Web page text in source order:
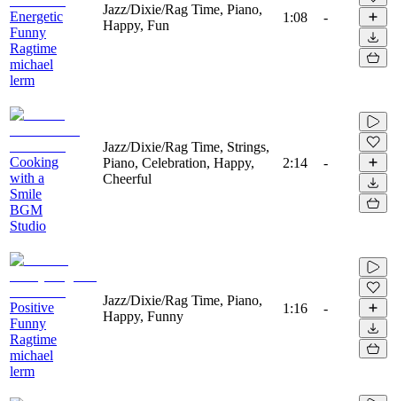
Energetic
Funny
Ragtime
michael
lerm
Jazz/Dixie/Rag Time, Piano,
Happy, Fun
1:08 -
Cooking
with a
Smile
BGM
Studio
Jazz/Dixie/Rag Time, Strings,
Piano, Celebration, Happy,
Cheerful
2:14 -
Positive
Funny
Ragtime
michael
lerm
Jazz/Dixie/Rag Time, Piano,
Happy, Funny
1:16 -